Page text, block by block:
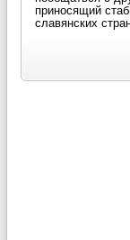
приносящий
славянских